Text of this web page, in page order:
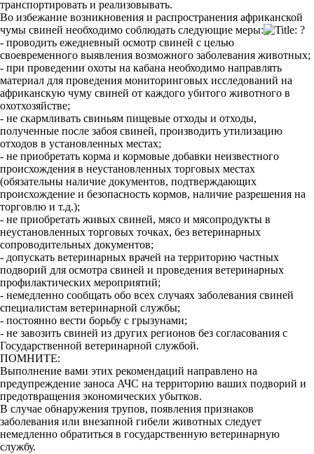
транспортировать и реализовывать.
Во избежание возникновения и распространения африканской
чумы свиней необходимо соблюдать следующие меры:
- проводить ежедневный осмотр свиней с целью
своевременного выявления возможного заболевания животных;
- при проведении охоты на кабана необходимо направлять
материал для проведения мониторинговых исследований на
африканскую чуму свиней от каждого убитого животного в
охотхозяйстве;
- не скармливать свиньям пищевые отходы и отходы,
полученные после забоя свиней, производить утилизацию
отходов в установленных местах;
- не приобретать корма и кормовые добавки неизвестного
происхождения в неустановленных торговых местах
(обязательны наличие документов, подтверждающих
происхождение и безопасность кормов, наличие разрешения на
торговлю и т.д.);
- не приобретать живых свиней, мясо и мясопродукты в
неустановленных торговых точках, без ветеринарных
сопроводительных документов;
- допускать ветеринарных врачей на территорию частных
подворий для осмотра свиней и проведения ветеринарных
профилактических мероприятий;
- немедленно сообщать обо всех случаях заболевания свиней
специалистам ветеринарной службы;
- постоянно вести борьбу с грызунами;
- не завозить свиней из других регионов без согласования с
Государственной ветеринарной службой.
ПОМНИТЕ:
Выполнение вами этих рекомендаций направлено на
предупреждение заноса АЧС на территорию ваших подворий и
предотвращения экономических убытков.
В случае обнаружения трупов, появления признаков
заболевания или внезапной гибели животных следует
немедленно обратиться в государственную ветеринарную
службу.